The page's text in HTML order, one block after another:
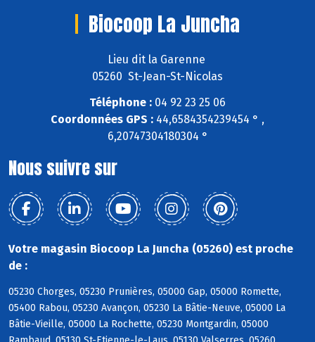
Biocoop La Juncha
Lieu dit la Garenne
05260 St-Jean-St-Nicolas
Téléphone : 04 92 23 25 06
Coordonnées GPS : 44,6584354239454 ° ,
6,20747304180304 °
Nous suivre sur
Votre magasin Biocoop La Juncha (05260) est proche
de :
05230 Chorges, 05230 Prunières, 05000 Gap, 05000 Romette,
05400 Rabou, 05230 Avançon, 05230 La Bâtie-Neuve, 05000 La
Bâtie-Vieille, 05000 La Rochette, 05230 Montgardin, 05000